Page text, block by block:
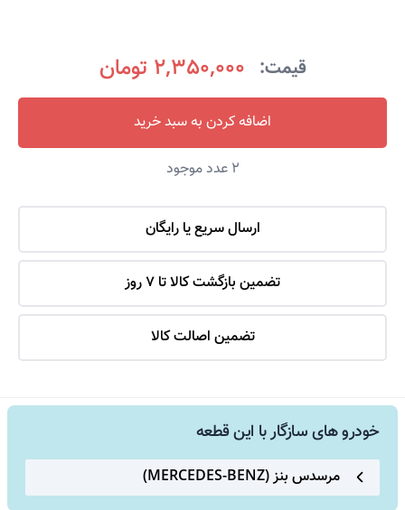
قیمت: 2,350,000 تومان
اضافه کردن به سبد خرید
2 عدد موجود
ارسال سریع یا رایگان
تضمین بازگشت کالا تا 7 روز
تضمین اصالت کالا
خودرو های سازگار با این قطعه
مرسدس بنز (MERCEDES-BENZ)